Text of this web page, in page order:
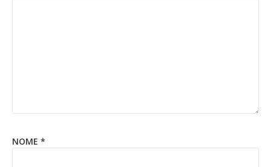
NOME *